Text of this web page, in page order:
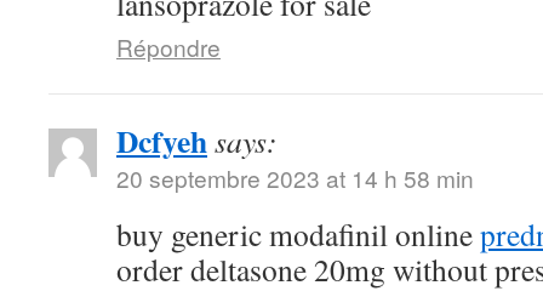
Répondre
Dcfyehsays:
20 septembre 2023 at 14 h 58 min
buy generic modafinil online
order deltasone 20mg without